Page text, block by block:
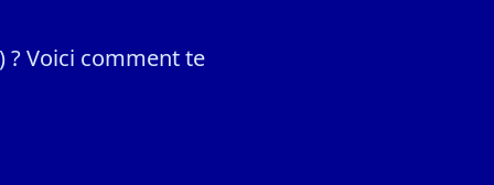
? Voici comment te